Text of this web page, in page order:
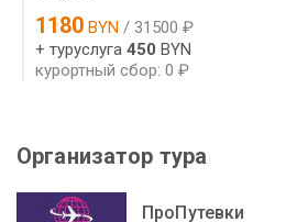
1180 BYN / 31500 ₽
+ туруслуга 450 BYN
курортный сбор: 0 ₽
Организатор тура
ПроПутевки